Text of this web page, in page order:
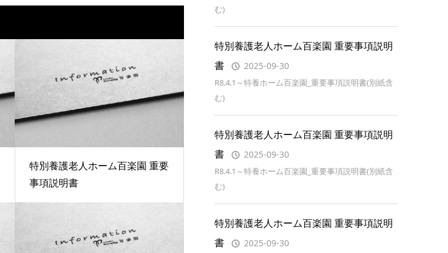
特別養護老人ホーム百楽園 重要
事項説明書
む)
特別養護老人ホーム百楽園 重要事項説明
書
2025-09-30
R8.4.1～特養ホーム百楽園_重要事項説明書(別紙含
む)
特別養護老人ホーム百楽園 重要事項説明
書
2025-09-30
R8.4.1～特養ホーム百楽園_重要事項説明書(別紙含
む)
特別養護老人ホーム百楽園 重要事項説明
書
2025-09-30